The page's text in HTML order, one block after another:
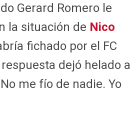
Gerard Romero le
la situación de Nico
fichado por el FC
dejó helado a
me fío de nadie. Yo